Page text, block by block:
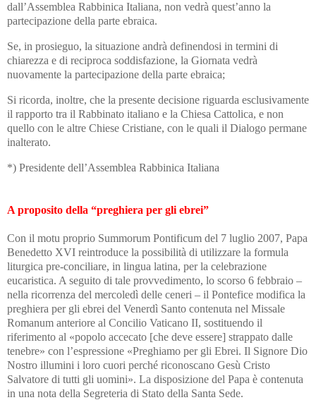
dall’Assemblea Rabbinica Italiana, non vedrà quest’anno la
partecipazione della parte ebraica.
Se, in prosieguo, la situazione andrà definendosi in termini di
chiarezza e di reciproca soddisfazione, la Giornata vedrà
nuovamente la partecipazione della parte ebraica;
Si ricorda, inoltre, che la presente decisione riguarda esclusivamente
il rapporto tra il Rabbinato italiano e la Chiesa Cattolica, e non
quello con le altre Chiese Cristiane, con le quali il Dialogo permane
inalterato.
*) Presidente dell’Assemblea Rabbinica Italiana
A proposito della “preghiera per gli ebrei”
Con il motu proprio Summorum Pontificum del 7 luglio 2007, Papa
Benedetto XVI reintroduce la possibilità di utilizzare la formula
liturgica pre-conciliare, in lingua latina, per la celebrazione
eucaristica. A seguito di tale provvedimento, lo scorso 6 febbraio –
nella ricorrenza del mercoledì delle ceneri – il Pontefice modifica la
preghiera per gli ebrei del Venerdì Santo contenuta nel Missale
Romanum anteriore al Concilio Vaticano II, sostituendo il
riferimento al «popolo accecato [che deve essere] strappato dalle
tenebre» con l’espressione «Preghiamo per gli Ebrei. Il Signore Dio
Nostro illumini i loro cuori perché riconoscano Gesù Cristo
Salvatore di tutti gli uomini». La disposizione del Papa è contenuta
in una nota della Segreteria di Stato della Santa Sede.